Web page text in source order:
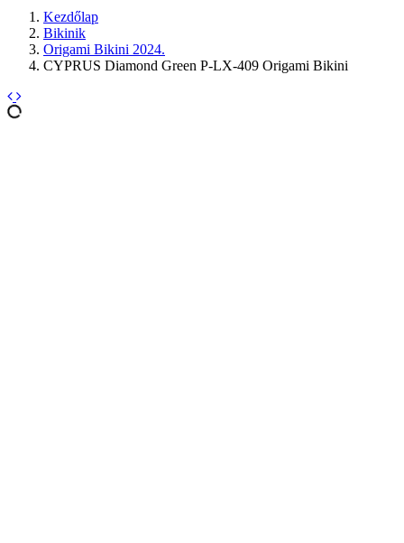
Kezdőlap
Bikinik
Origami Bikini 2024.
CYPRUS Diamond Green P-LX-409 Origami Bikini